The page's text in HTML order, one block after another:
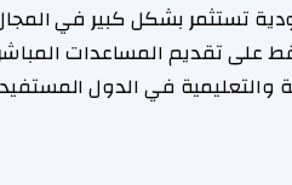
تستثمر بشكل كبير في
على تقديم المساعدات
والتعليمية في الدول